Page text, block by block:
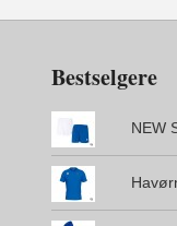
Bestselgere
NEW